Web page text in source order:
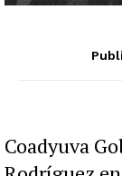
Coadyuva